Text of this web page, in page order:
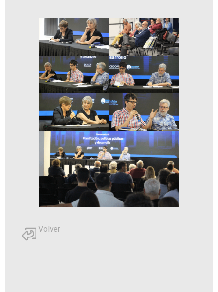
Volver